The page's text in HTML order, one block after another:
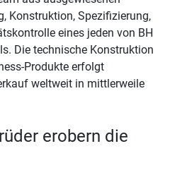
Konstruktion, Spezifizierung,
eines jeden von BH
Die technische Konstruktion
Produkte erfolgt
weltweit in mittlerweile
erobern die